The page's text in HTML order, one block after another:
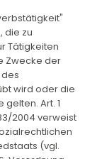
die zu
Tätigkeiten
Zwecke der
wird oder die
Art. 1
2004 verweist
(vgl.